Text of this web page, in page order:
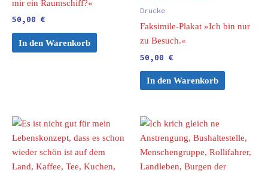
mir ein Raumschiff?«
50,00 €
In den Warenkorb
Drucke
Faksimile-Plakat »Ich bin nur
zu Besuch.«
50,00 €
In den Warenkorb